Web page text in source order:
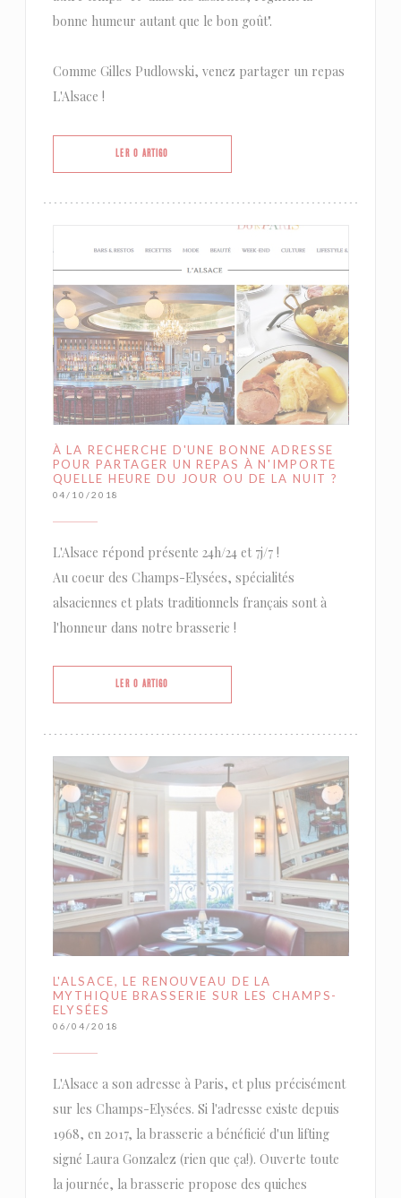
bonne humeur autant que le bon goût".
Comme Gilles Pudlowski, venez partager un repas
L'Alsace !
LER O ARTIGO
À LA RECHERCHE D'UNE BONNE ADRESSE
POUR PARTAGER UN REPAS À N'IMPORTE
QUELLE HEURE DU JOUR OU DE LA NUIT ?
04/10/2018
L'Alsace répond présente 24h/24 et 7j/7 !
Au coeur des Champs-Elysées, spécialités
alsaciennes et plats traditionnels français sont à
l'honneur dans notre brasserie !
LER O ARTIGO
L'ALSACE, LE RENOUVEAU DE LA
MYTHIQUE BRASSERIE SUR LES CHAMPS-
ELYSÉES
06/04/2018
L'Alsace a son adresse à Paris, et plus précisément
sur les Champs-Elysées. Si l'adresse existe depuis
1968, en 2017, la brasserie a bénéficié d'un lifting
signé Laura Gonzalez (rien que ça!). Ouverte toute
la journée, la brasserie propose des quiches